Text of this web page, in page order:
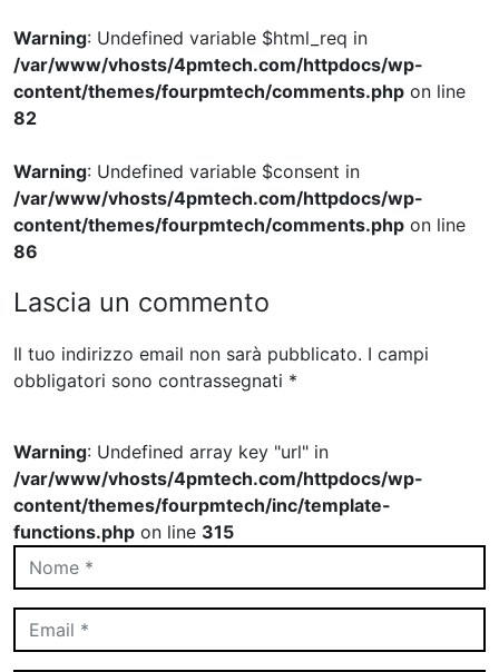
Warning: Undefined variable $html_req in
/var/www/vhosts/4pmtech.com/httpdocs/wp-
content/themes/fourpmtech/comments.php on line
82
Warning: Undefined variable $consent in
/var/www/vhosts/4pmtech.com/httpdocs/wp-
content/themes/fourpmtech/comments.php on line
86
Lascia un commento
Il tuo indirizzo email non sarà pubblicato. I campi
obbligatori sono contrassegnati *
Warning: Undefined array key "url" in
/var/www/vhosts/4pmtech.com/httpdocs/wp-
content/themes/fourpmtech/inc/template-
functions.php on line 315